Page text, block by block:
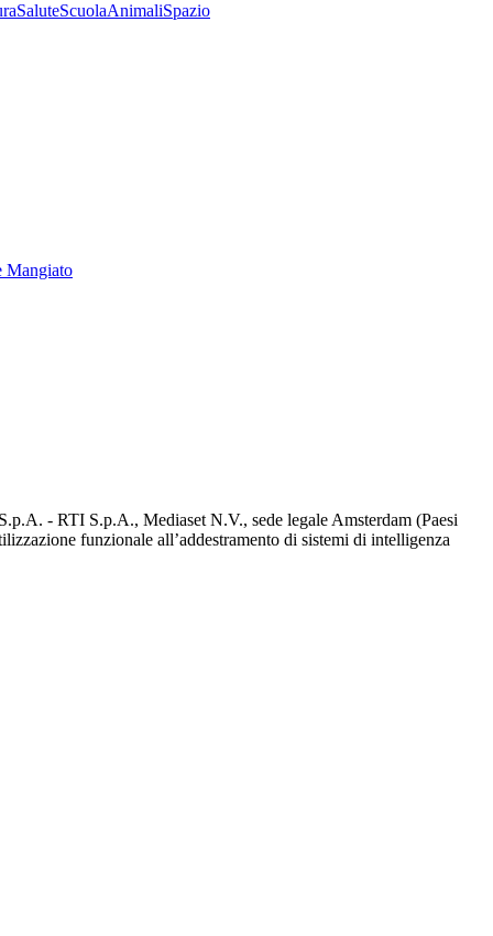
SaluteScuolaAnimaliSpazio
Mangiato
- RTI S.p.A., Mediaset N.V., sede legale Amsterdam (Paesi
funzionale all’addestramento di sistemi di intelligenza